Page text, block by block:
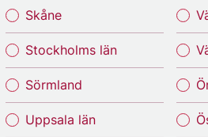
Skåne
Stockholms län
Sörmland
Uppsala län